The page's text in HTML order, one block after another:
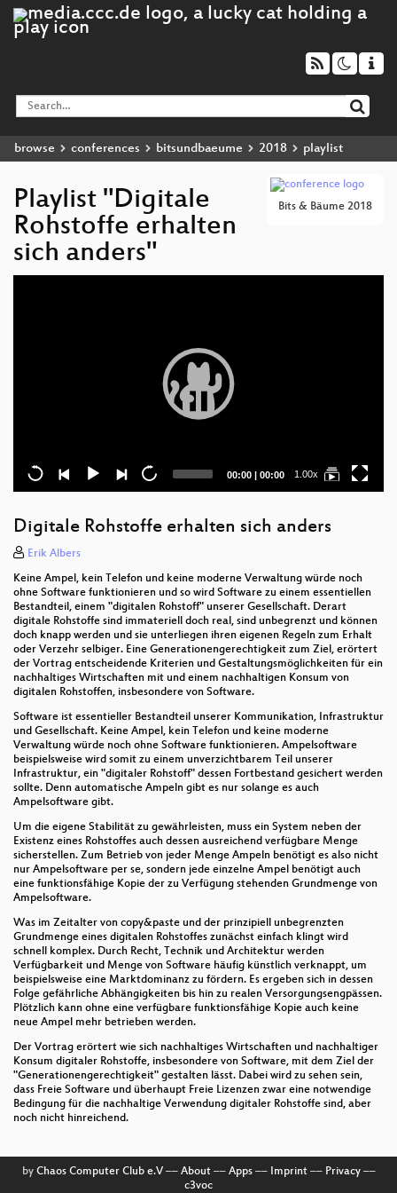
browse conferences bitsundbaeume 2018 playlist
Bits & Bäume 2018
Playlist "Digitale
Rohstoffe erhalten
sich anders"
Current
00:00 | Total
00:00 1.00x
Digitale Rohstoffe erhalten sich anders
Erik Albers
Keine Ampel, kein Telefon und keine moderne Verwaltung würde noch
ohne Software funktionieren und so wird Software zu einem essentiellen
Bestandteil, einem "digitalen Rohstoff" unserer Gesellschaft. Derart
digitale Rohstoffe sind immateriell doch real, sind unbegrenzt und können
doch knapp werden und sie unterliegen ihren eigenen Regeln zum Erhalt
oder Verzehr selbiger. Eine Generationengerechtigkeit zum Ziel, erörtert
der Vortrag entscheidende Kriterien und Gestaltungsmöglichkeiten für ein
nachhaltiges Wirtschaften mit und einem nachhaltigen Konsum von
digitalen Rohstoffen, insbesondere von Software.
Software ist essentieller Bestandteil unserer Kommunikation, Infrastruktur
und Gesellschaft. Keine Ampel, kein Telefon und keine moderne
Verwaltung würde noch ohne Software funktionieren. Ampelsoftware
beispielsweise wird somit zu einem unverzichtbarem Teil unserer
Infrastruktur, ein "digitaler Rohstoff" dessen Fortbestand gesichert werden
sollte. Denn automatische Ampeln gibt es nur solange es auch
Ampelsoftware gibt.
Um die eigene Stabilität zu gewährleisten, muss ein System neben der
Existenz eines Rohstoffes auch dessen ausreichend verfügbare Menge
sicherstellen. Zum Betrieb von jeder Menge Ampeln benötigt es also nicht
nur Ampelsoftware per se, sondern jede einzelne Ampel benötigt auch
eine funktionsfähige Kopie der zu Verfügung stehenden Grundmenge von
Ampelsoftware.
Was im Zeitalter von copy&paste und der prinzipiell unbegrenzten
Grundmenge eines digitalen Rohstoffes zunächst einfach klingt wird
schnell komplex. Durch Recht, Technik und Architektur werden
Verfügbarkeit und Menge von Software häufig künstlich verknappt, um
beispielsweise eine Marktdominanz zu fördern. Es ergeben sich in dessen
Folge gefährliche Abhängigkeiten bis hin zu realen Versorgungsengpässen.
Plötzlich kann ohne eine verfügbare funktionsfähige Kopie auch keine
neue Ampel mehr betrieben werden.
Der Vortrag erörtert wie sich nachhaltiges Wirtschaften und nachhaltiger
Konsum digitaler Rohstoffe, insbesondere von Software, mit dem Ziel der
"Generationengerechtigkeit" gestalten lässt. Dabei wird zu sehen sein,
dass Freie Software und überhaupt Freie Lizenzen zwar eine notwendige
Bedingung für die nachhaltige Verwendung digitaler Rohstoffe sind, aber
noch nicht hinreichend.
by Chaos Computer Club e.V–– About–– Apps–– Imprint–– Privacy––
c3voc